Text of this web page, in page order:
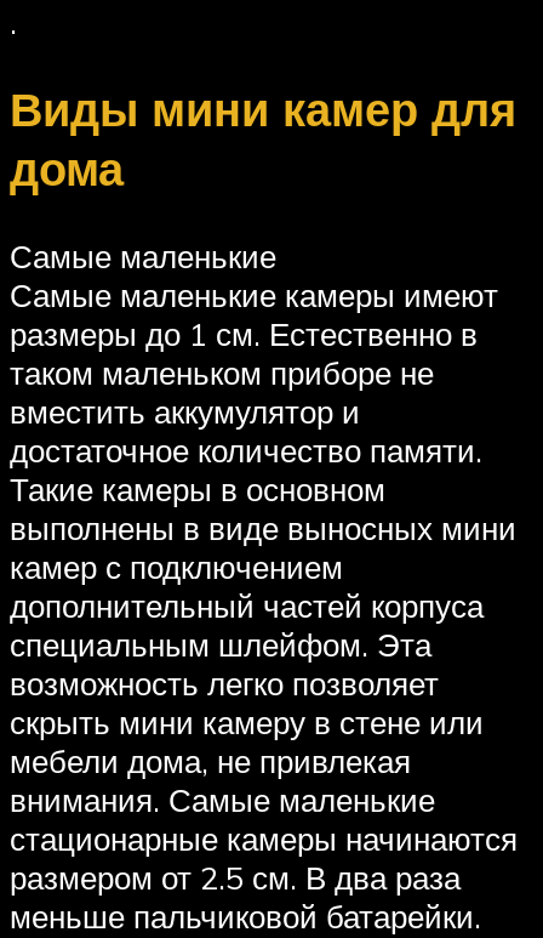
.
Виды мини камер для
дома
Самые маленькие
Самые маленькие камеры имеют
размеры до 1 см. Естественно в
таком маленьком приборе не
вместить аккумулятор и
достаточное количество памяти.
Такие камеры в основном
выполнены в виде выносных мини
камер с подключением
дополнительный частей корпуса
специальным шлейфом. Эта
возможность легко позволяет
скрыть мини камеру в стене или
мебели дома, не привлекая
внимания. Самые маленькие
стационарные камеры начинаются
размером от 2.5 см. В два раза
меньше пальчиковой батарейки.